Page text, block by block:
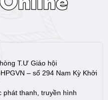
T.Ư Giáo hội
– số 294 Nam Kỳ Khởi
phát thanh, truyền hình